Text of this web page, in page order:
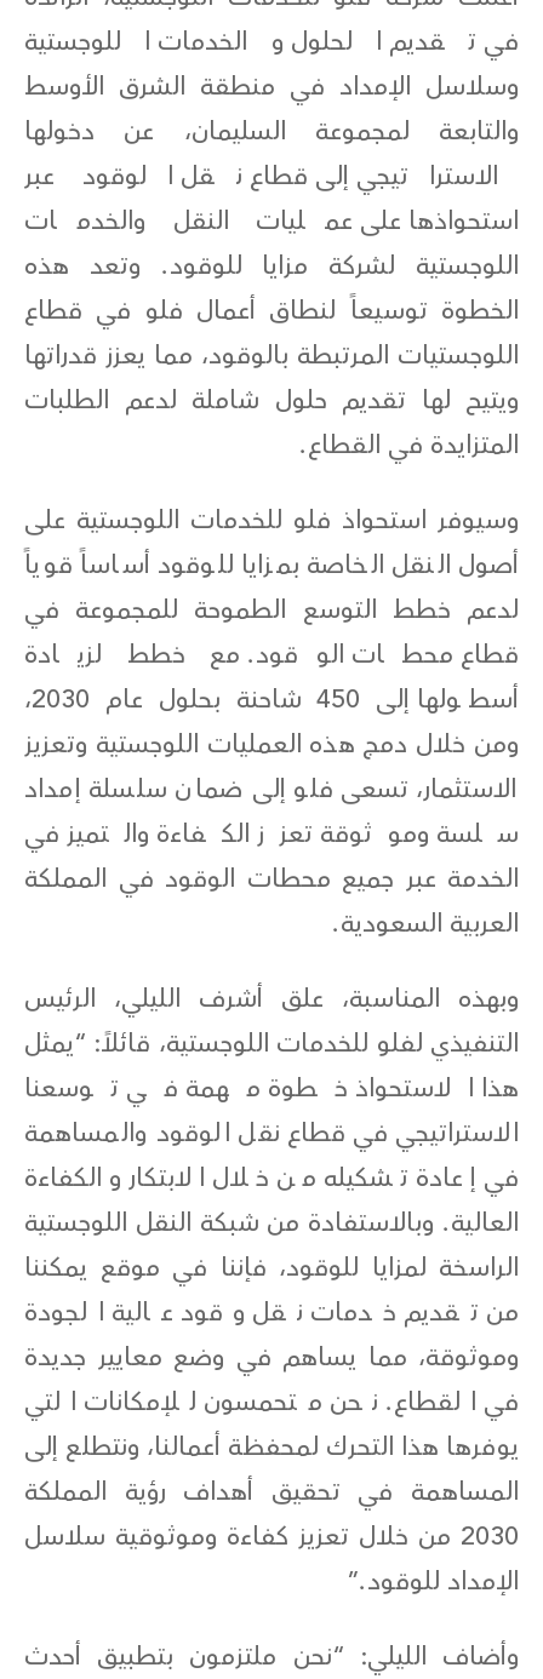
في تقديم الحلول والخدمات اللوجستية
وسلاسل الإمداد في منطقة الشرق الأوسط
والتابعة لمجموعة السليمان، عن دخولها
الاستراتيجي إلى قطاع نقل الوقود عبر
استحواذها على عمليات النقل والخدمات
اللوجستية لشركة مزايا للوقود. وتعد هذه
الخطوة توسيعاً لنطاق أعمال فلو في قطاع
اللوجستيات المرتبطة بالوقود، مما يعزز قدراتها
ويتيح لها تقديم حلول شاملة لدعم الطلبات
المتزايدة في القطاع.
وسيوفر استحواذ فلو للخدمات اللوجستية على
أصول النقل الخاصة بمزايا للوقود أساساً قوياً
لدعم خطط التوسع الطموحة للمجموعة في
قطاع محطات الوقود. مع خطط لزيادة
أسطولها إلى 450 شاحنة بحلول عام 2030،
ومن خلال دمج هذه العمليات اللوجستية وتعزيز
الاستثمار، تسعى فلو إلى ضمان سلسلة إمداد
سلسة وموثوقة تعزز الكفاءة والتميز في
الخدمة عبر جميع محطات الوقود في المملكة
العربية السعودية.
وبهذه المناسبة، علق أشرف الليلي، الرئيس
التنفيذي لفلو للخدمات اللوجستية، قائلاً: “يمثل
هذا الاستحواذ خطوة مهمة في توسعنا
الاستراتيجي في قطاع نقل الوقود والمساهمة
في إعادة تشكيله من خلال الابتكار والكفاءة
العالية. وبالاستفادة من شبكة النقل اللوجستية
الراسخة لمزايا للوقود، فإننا في موقع يمكننا
من تقديم خدمات نقل وقود عالية الجودة
وموثوقة، مما يساهم في وضع معايير جديدة
في القطاع. نحن متحمسون للإمكانات التي
يوفرها هذا التحرك لمحفظة أعمالنا، ونتطلع إلى
المساهمة في تحقيق أهداف رؤية المملكة
2030 من خلال تعزيز كفاءة وموثوقية سلاسل
الإمداد للوقود.”
وأضاف الليلي: “نحن ملتزمون بتطبيق أحدث